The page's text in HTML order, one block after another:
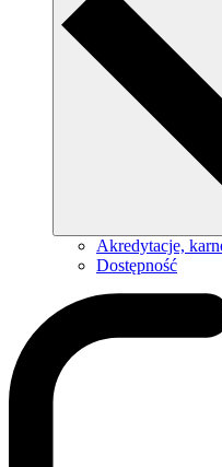
Akredytacje,
Dostępność